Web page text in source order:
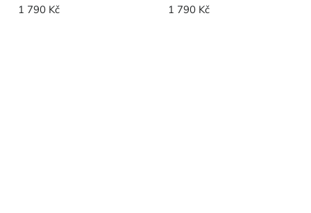
1 790 Kč 1 790 Kč